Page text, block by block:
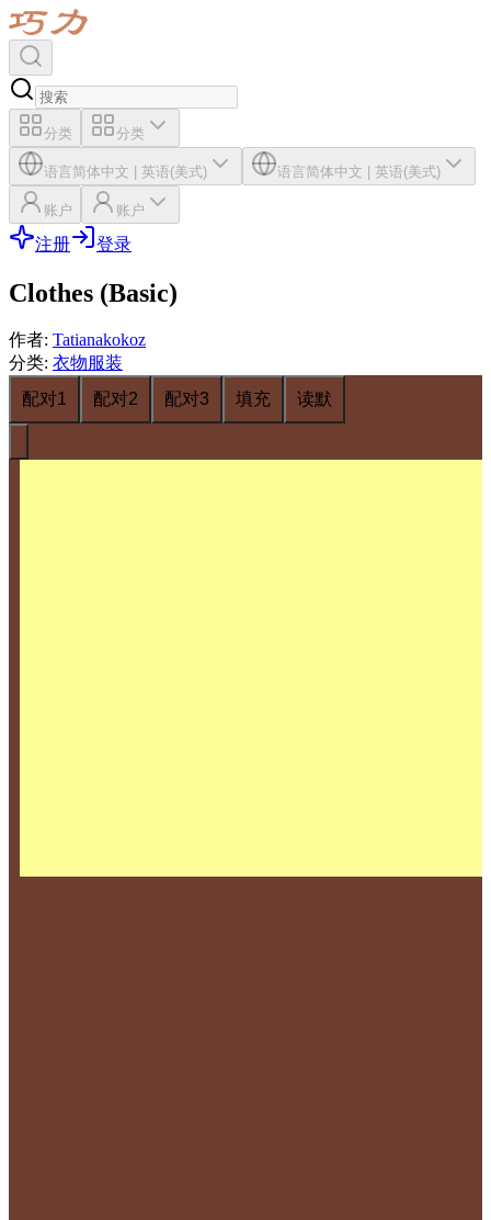
分类 分类
语言简体中文 | 英语(美式) 语言简体中文 | 英语(美式)
账户 账户
注册 登录
Clothes (Basic)
作者: Tatianakokoz
分类: 衣物服装
配对1
配对2 配对3 填充 读默